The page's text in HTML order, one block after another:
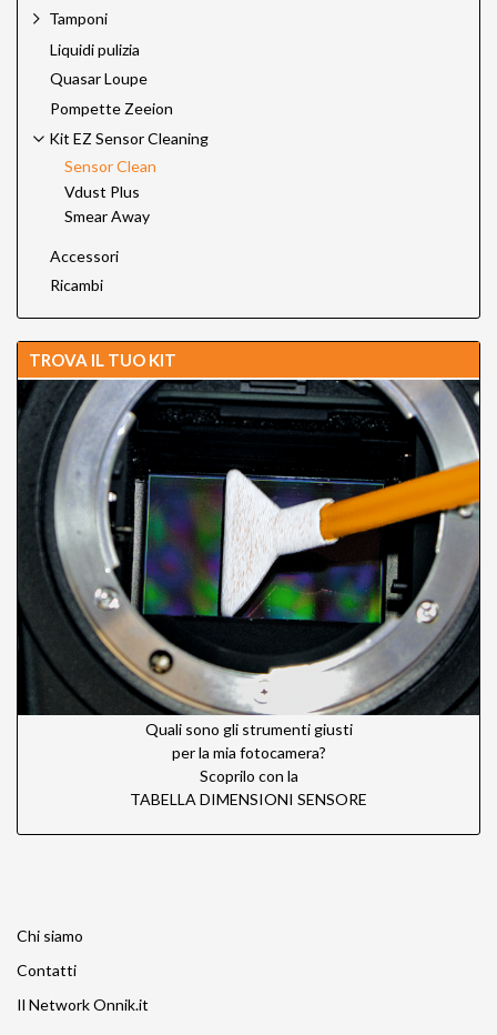
Tamponi
Liquidi pulizia
Quasar Loupe
Pompette Zeeion
Kit EZ Sensor Cleaning
Sensor Clean
Vdust Plus
Smear Away
Accessori
Ricambi
TROVA IL TUO KIT
Quali sono gli strumenti giusti
per la mia fotocamera?
Scoprilo con la
TABELLA DIMENSIONI SENSORE
Chi siamo
Contatti
Il Network Onnik.it